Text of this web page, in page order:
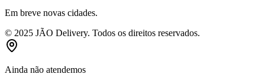
Em breve novas cidades.
© 2025 JÃO Delivery. Todos os direitos reservados.
Ainda não atendemos